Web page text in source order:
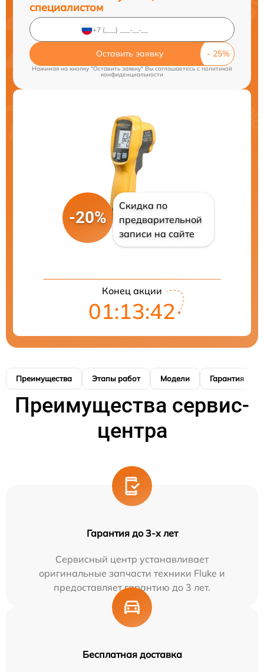
специалистом
Оставить заявку
Нажимая на кнопку "Оставить заявку" Вы соглашаетесь cполитикой
конфиденциальности
-20%
Скидка по
предварительной
записи на сайте
Конец акции
01:13:41
Преимущества Этапы работ Модели Гарантия
Преимущества сервис-
центра
Гарантия до 3-х лет
Сервисный центр устанавливает
оригинальные запчасти техники Fluke и
предоставляет гарантию до 3 лет.
Бесплатная доставка